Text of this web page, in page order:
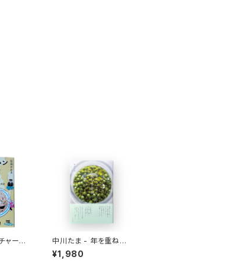
ャーハ
ぜ国民
中川たま - 年を重ねて
今を彩る 暦の手仕事
¥1,980